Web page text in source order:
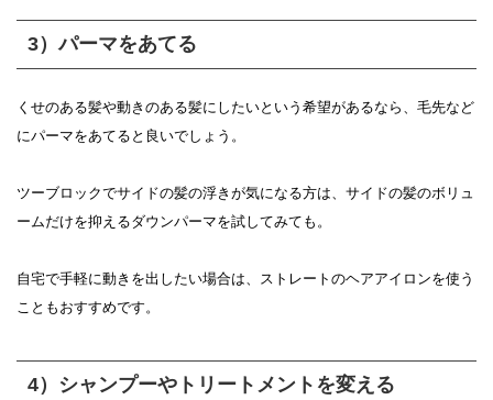
3）パーマをあてる
くせのある髪や動きのある髪にしたいという希望があるなら、毛先など
にパーマをあてると良いでしょう。
ツーブロックでサイドの髪の浮きが気になる方は、サイドの髪のボリュ
ームだけを抑えるダウンパーマを試してみても。
自宅で手軽に動きを出したい場合は、ストレートのヘアアイロンを使う
こともおすすめです。
4）シャンプーやトリートメントを変える